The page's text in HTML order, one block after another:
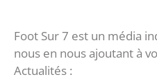
Foot Sur 7 est un média
nous en nous ajoutant à
Actualités :